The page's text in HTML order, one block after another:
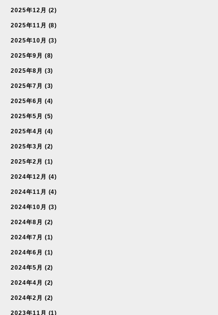
2025年12月 (2)
2025年11月 (8)
2025年10月 (3)
2025年9月 (8)
2025年8月 (3)
2025年7月 (3)
2025年6月 (4)
2025年5月 (5)
2025年4月 (4)
2025年3月 (2)
2025年2月 (1)
2024年12月 (4)
2024年11月 (4)
2024年10月 (3)
2024年8月 (2)
2024年7月 (1)
2024年6月 (1)
2024年5月 (2)
2024年4月 (2)
2024年2月 (2)
2023年11月 (1)